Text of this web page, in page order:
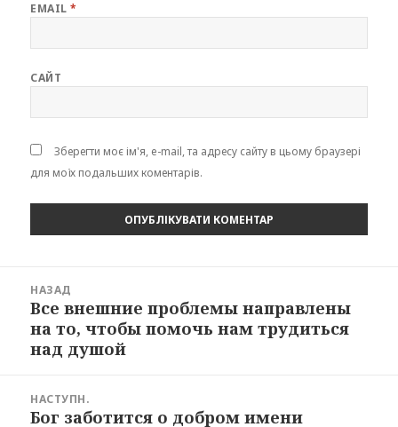
EMAIL*
САЙТ
Зберегти моє ім'я, e-mail, та адресу сайту в цьому браузері
для моїх подальших коментарів.
записів
НАЗАД
Попередній
запис:
Все внешние проблемы направлены
на то, чтобы помочь нам трудиться
над душой
НАСТУПН.
Наступний
Бог заботится о добром имени